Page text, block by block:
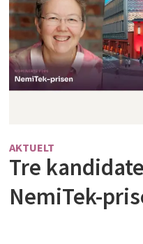
AKTUELT
Tre
NemiTek-